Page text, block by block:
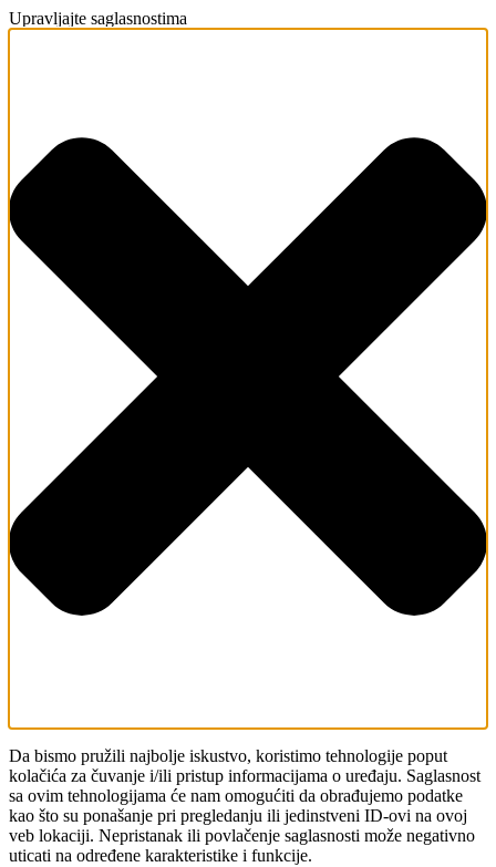
Upravljajte saglasnostima
Da bismo pružili najbolje iskustvo, koristimo tehnologije poput
kolačića za čuvanje i/ili pristup informacijama o uređaju. Saglasnost
sa ovim tehnologijama će nam omogućiti da obrađujemo podatke
kao što su ponašanje pri pregledanju ili jedinstveni ID-ovi na ovoj
veb lokaciji. Nepristanak ili povlačenje saglasnosti može negativno
uticati na određene karakteristike i funkcije.